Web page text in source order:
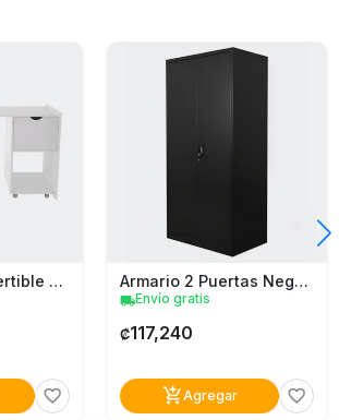
Escritorio Convertible X-Tech Xtf-Cd210
favorite_border
Armario 2 Puertas Negro Tokoa
local_shippingEnvío gratis
₡117,240
add_shopping_cartAgregar favorite_border